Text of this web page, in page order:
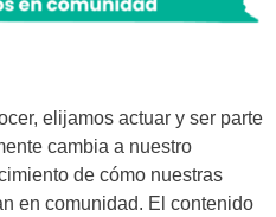
elijamos actuar y ser parte
cambia a nuestro
de cómo nuestras
en comunidad. El contenido